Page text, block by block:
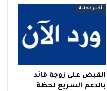
أخبار محلية
القبض على زوجة قائد
بالدعم السريع لحظة